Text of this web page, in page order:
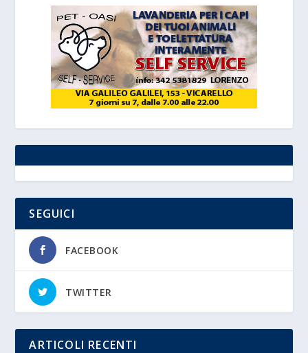
SEGUICI
FACEBOOK
TWITTER
ARTICOLI RECENTI